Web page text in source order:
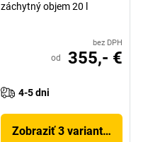
záchytný objem 20 l
bez DPH
od 355,- €
4-5 dni
Zobraziť 3 variantov